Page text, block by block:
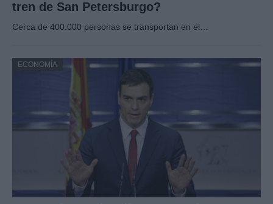
tren de San Petersburgo?
Cerca de 400.000 personas se transportan en el…
ECONOMÍA